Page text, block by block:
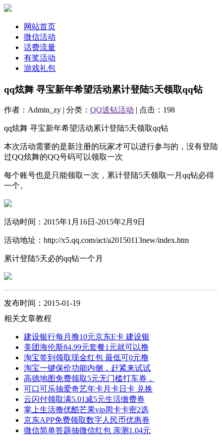
网站首页
微信活动
话费流量
有奖活动
游戏礼包
qq炫舞 寻宝新年希望活动累计登陆5天领取qq钻
作者：Admin_zy | 分类： QQ送钻活动 | 点击：198
qq炫舞 寻宝新年希望活动累计登陆5天领取qq钻
本次活动需要的是新注册的玩家才可以进行参与的，没有登陆
过QQ炫舞的QQ号码可以领取一次
每个账号也是只能领取一次，累计登陆5天领取一月qq钻必得
一个。
活动时间：2015年1月16日-2015年2月9日
活动地址：http://x5.qq.com/act/a20150113new/index.htm
累计登陆5天必的qq钻一个月
发布时间：2015-01-19
相关文章教程
建设银行每月撸10元京东E卡 建设银
美团海伦斯84.99元套餐1元就可以撸
淘宝签到领取现金红包 最低可0元撸
淘宝一键保价功能内侧，赶紧来试试
高德地图免费领取5元无门槛打车券，
可口可乐抽爱奇艺年卡月卡日卡 兑换
云闪付领取满5.01减5元生活缴费券
掌上生活撸优酷芒果vip周卡卡密2选
京东APP免费领取数字人民币优惠券
微信简单答题抽微信红包 亲测1.04元